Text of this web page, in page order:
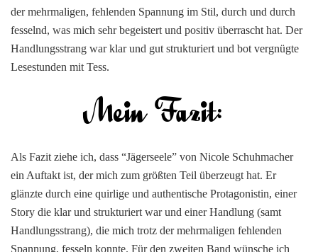
der mehrmaligen, fehlenden Spannung im Stil, durch und durch
fesselnd, was mich sehr begeistert und positiv überrascht hat. Der
Handlungsstrang war klar und gut strukturiert und bot vergnügte
Lesestunden mit Tess.
Als Fazit ziehe ich, dass “Jägerseele” von Nicole Schuhmacher
ein Auftakt ist, der mich zum größten Teil überzeugt hat. Er
glänzte durch eine quirlige und authentische Protagonistin, einer
Story die klar und strukturiert war und einer Handlung (samt
Handlungsstrang), die mich trotz der mehrmaligen fehlenden
Spannung, fesseln konnte. Für den zweiten Band wünsche ich